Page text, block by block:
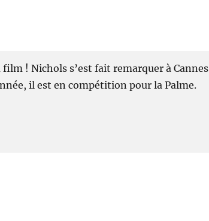
! Nichols s’est fait remarquer à Cannes
il est en compétition pour la Palme.